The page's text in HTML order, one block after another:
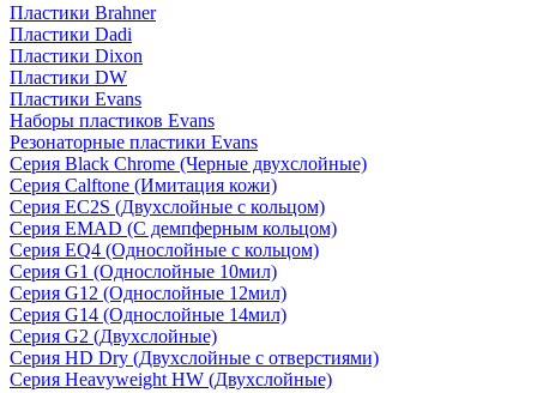
Пластики Brahner
Пластики Dadi
Пластики Dixon
Пластики DW
Пластики Evans
Наборы пластиков Evans
Резонаторные пластики Evans
Серия Black Chrome (Черные двухслойные)
Серия Calftone (Имитация кожи)
Серия EC2S (Двухслойные с кольцом)
Серия EMAD (С демпферным кольцом)
Серия EQ4 (Однослойные с кольцом)
Серия G1 (Однослойные 10мил)
Серия G12 (Однослойные 12мил)
Серия G14 (Однослойные 14мил)
Серия G2 (Двухслойные)
Серия HD Dry (Двухслойные с отверстиями)
Серия Heavyweight HW (Двухслойные)